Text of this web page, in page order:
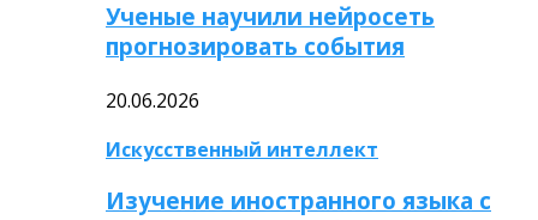
Ученые научили нейросеть
прогнозировать события
20.06.2026
Искусственный интеллект
Изучение иностранного языка с